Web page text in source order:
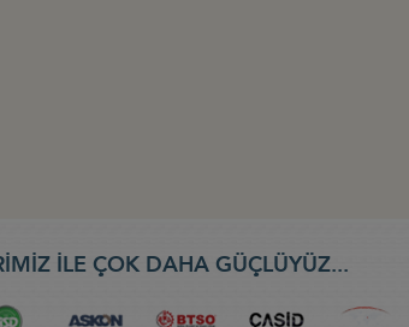
İLE ÇOK DAHA GÜÇLÜYÜZ...